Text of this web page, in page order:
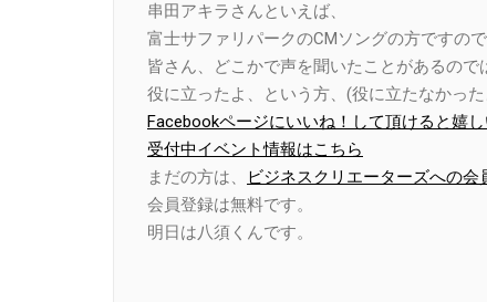
串田アキラさんといえば、
富士サファリパークのCMソングの方ですので
皆さん、どこかで声を聞いたことがあるので
役に立ったよ、という方、(役に立たなかっ
Facebookページにいいね！して頂けると嬉
受付中イベント情報はこちら
まだの方は、
ビジネスクリエーターズへの会
会員登録は無料です。
明日は八須くんです。